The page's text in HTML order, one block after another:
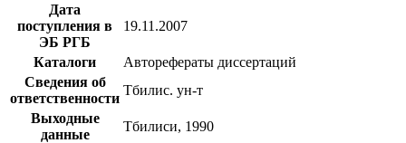
Дата
поступления в
ЭБ РГБ
19.11.2007
Каталоги
Авторефераты диссертаций
Сведения об
ответственности
Тбилис. ун-т
Выходные
данные
Тбилиси, 1990